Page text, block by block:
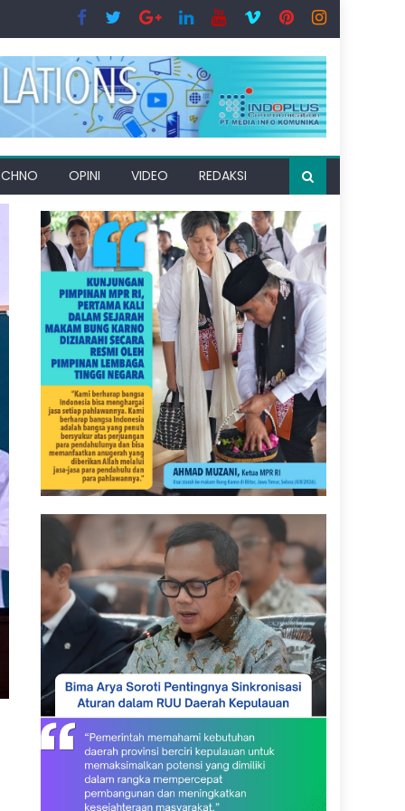
OPINI VIDEO REDAKSI